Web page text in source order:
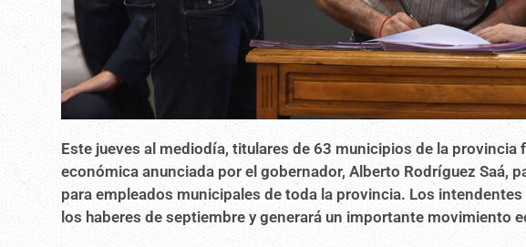
Este jueves al mediodía, titulares de 63 municipios de la provincia
económica anunciada por el gobernador, Alberto Rodríguez Saá,
para empleados municipales de toda la provincia. Los
los haberes de septiembre y generará un importante movimiento